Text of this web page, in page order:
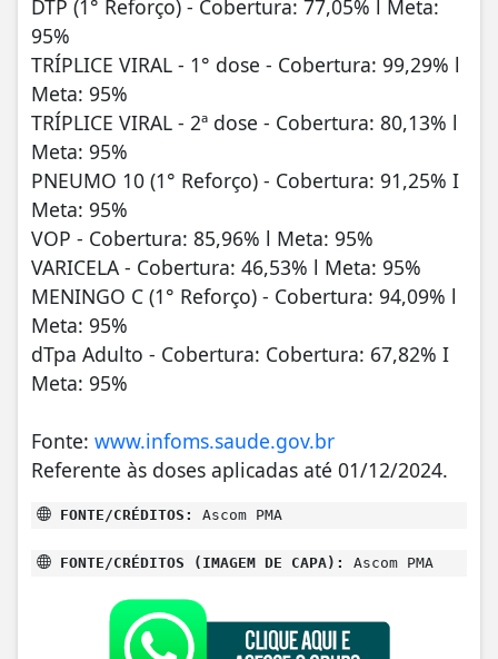
DTP (1° Reforço) - Cobertura: 77,05% l Meta:
95%
TRÍPLICE VIRAL - 1° dose - Cobertura: 99,29% l
Meta: 95%
TRÍPLICE VIRAL - 2ª dose - Cobertura: 80,13% l
Meta: 95%
PNEUMO 10 (1° Reforço) - Cobertura: 91,25% I
Meta: 95%
VOP - Cobertura: 85,96% l Meta: 95%
VARICELA - Cobertura: 46,53% l Meta: 95%
MENINGO C (1° Reforço) - Cobertura: 94,09% l
Meta: 95%
dTpa Adulto - Cobertura: Cobertura: 67,82% I
Meta: 95%
Fonte: www.infoms.saude.gov.br
Referente às doses aplicadas até 01/12/2024.
FONTE/CRÉDITOS: Ascom PMA
FONTE/CRÉDITOS (IMAGEM DE CAPA): Ascom PMA